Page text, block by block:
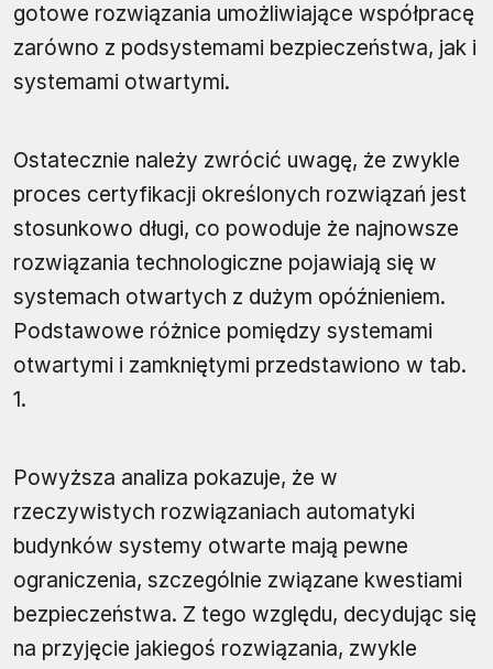
gotowe rozwiązania umożliwiające współpracę
zarówno z podsystemami bezpieczeństwa, jak i
systemami otwartymi.
Ostatecznie należy zwrócić uwagę, że zwykle
proces certyfikacji określonych rozwiązań jest
stosunkowo długi, co powoduje że najnowsze
rozwiązania technologiczne pojawiają się w
systemach otwartych z dużym opóźnieniem.
Podstawowe różnice pomiędzy systemami
otwartymi i zamkniętymi przedstawiono w tab.
1.
Powyższa analiza pokazuje, że w
rzeczywistych rozwiązaniach automatyki
budynków systemy otwarte mają pewne
ograniczenia, szczególnie związane kwestiami
bezpieczeństwa. Z tego względu, decydując się
na przyjęcie jakiegoś rozwiązania, zwykle